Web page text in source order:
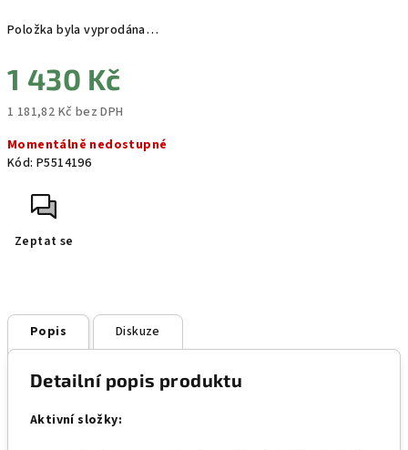
Položka byla vyprodána…
1 430 Kč
1 181,82 Kč bez DPH
cena:
Momentálně nedostupné
Kód: P5514196
Zeptat se
Popis Diskuze
Detailní popis produktu
Aktivní složky: